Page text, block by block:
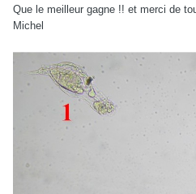
Que le meilleur gagne !! et merci de
Michel